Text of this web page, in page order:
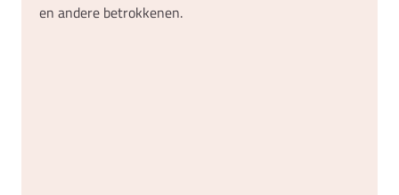
en andere betrokkenen.